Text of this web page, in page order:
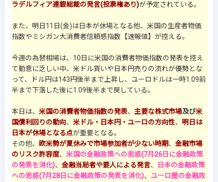
ラデルフィア連銀総裁の発言(投票権あり)が予定されている。
また、明日11日(金)は日本が休場となる他、米国の生産者物価
指数やミシガン大消費者信頼感指数【速報値】が控える。
今週の為替相場は、10日に米国の消費者物価指数の発表を控え
て動意に乏しい中、米ドル買いや日本円売りの流れが優勢とな
って、ドル円は143円後半まで上昇し、ユーロドルは一時1.09前
半まで下落した後に1.09後半まで戻している。
本日は、 米国の消費者物価指数の発表、 主要な株式市場及び米
国債利回りの動向、 米ドル・日本円・ユーロの方向性、 明日は
日本が休場となる点が重要となる。
その他、
欧米勢が夏休みで市場参加者が少ない時期、 金融市場
のリスク許容度、 米国の金融政策への思惑(7月26日に金融政策
の発表を消化)、 金融当局者や要人による発言、
日本の金融政策
への思惑(7月28日に金融政策の発表を消化)、 ユーロ圏の金融政